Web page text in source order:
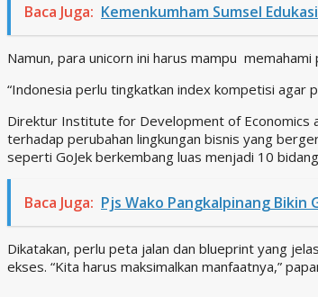
Baca Juga: Kemenkumham Sumsel
Namun, para unicorn ini harus mampu
“Indonesia perlu tingkatkan index kompetisi agar
Direktur Institute for Development of Economics
terhadap perubahan lingkungan bisnis yang
seperti GoJek berkembang luas menjadi 10
Baca Juga: Pjs Wako Pangkalpinang Bikin
Dikatakan, perlu peta jalan dan blueprint yang
ekses. “Kita harus maksimalkan manfaatnya,”